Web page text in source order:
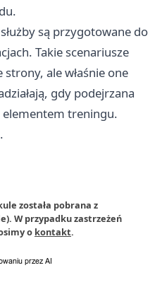
są przygotowane do
Takie scenariusze
ale właśnie one
gdy podejrzana
elementem treningu.
.
została pobrana z
W przypadku zastrzeżeń
o kontakt.